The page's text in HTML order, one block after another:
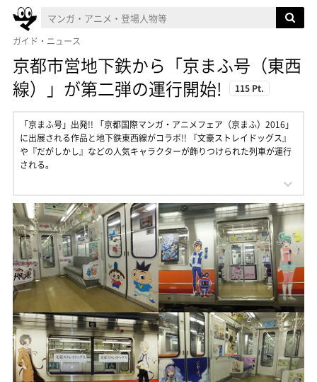
ガイド・ニュース
京都市営地下鉄から「京まふ号（東西
線）」が第二弾の運行開始!
115 Pt.
「京まふ号」出発!! 「京都国際マンガ・アニメフェア（京まふ）2016」
に出展される作品と地下鉄東西線がコラボ!! 『文豪ストレイドッグス』
や『だがしかし』などの人気キャラクターが飾りつけられた列車が運行
される。